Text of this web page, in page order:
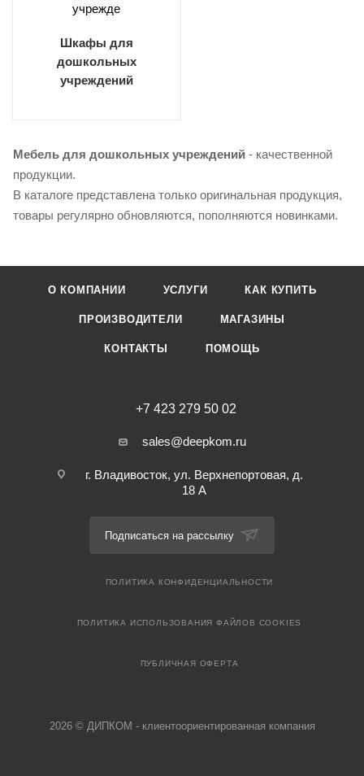
Шкафы для
дошкольных
учреждений
Мебель для дошкольных учреждений - качественной
продукции.
В каталоге представлена только оригинальная продукция,
товары регулярно обновляются, пополняются новинками.
О КОМПАНИИ УСЛУГИ КАК КУПИТЬ
ПРОИЗВОДИТЕЛИ МАГАЗИНЫ
КОНТАКТЫ ПОМОЩЬ
+7 423 279 50 02
sales@deepkom.ru
г. Владивосток, ул. Верхнепортовая, д.
18 А
Подписаться на рассылку
ПОЛИТИКА КОНФИДЕНЦИАЛЬНОСТИ
ПОЛИТИКА ИСПОЛЬЗОВАНИЯ ФАЙЛОВ COOKIES
ПУБЛИЧНАЯ ОФЕРТА
2026 © ДИПКОМ - клиентоориентированная компания